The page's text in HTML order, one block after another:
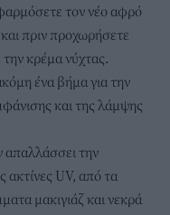
τον νέο αφρό
πριν προχωρήσετε
κρέμα νύχτας.
ένα βήμα για την
και της λάμψης
απαλλάσσει την
ακτίνες UV, από τα
μακιγιάζ και νεκρά